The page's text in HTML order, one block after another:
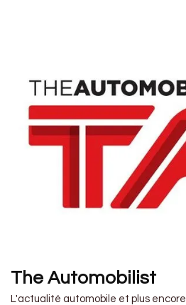
The Automobilist
L'actualité automobile et plus encore